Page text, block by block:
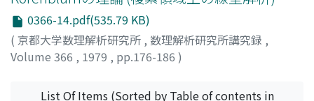
0366-14.pdf(535.79 KB)
( 京都大学数理解析研究所 , 数理解析研究所講究録 ,
Volume 366 , 1979 , pp.176-186 )
List Of Items (Sorted by Table of contents in